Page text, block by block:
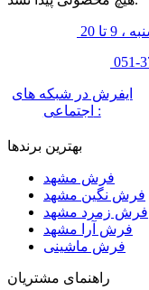
20
051-
ایفرش در شبکه های
اجتماعی :
بهترین برندها
فرش مشهد
فرش نگین مشهد
فرش زمرد مشهد
فرش آرا مشهد
فرش ماشینی
راهنمای مشتریان